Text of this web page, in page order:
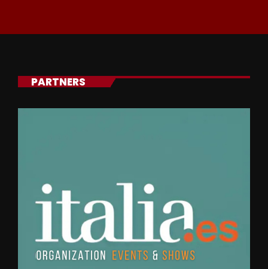
PARTNERS